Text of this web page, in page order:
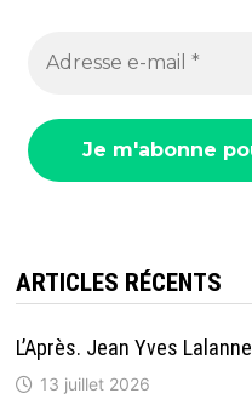
ARTICLES RÉCENTS
L’Après. Jean Yves
13 juillet 2026